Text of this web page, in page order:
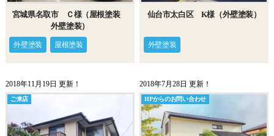
宮城県名取市 Ｃ様（屋根塗装
外壁塗装）
外壁塗装 屋根塗装
仙台市太白区 K様（外壁塗装）
外壁塗装
2018年11月19日 更新！
ご来店
2018年7月28日 更新！
HPからのお問い合わせ